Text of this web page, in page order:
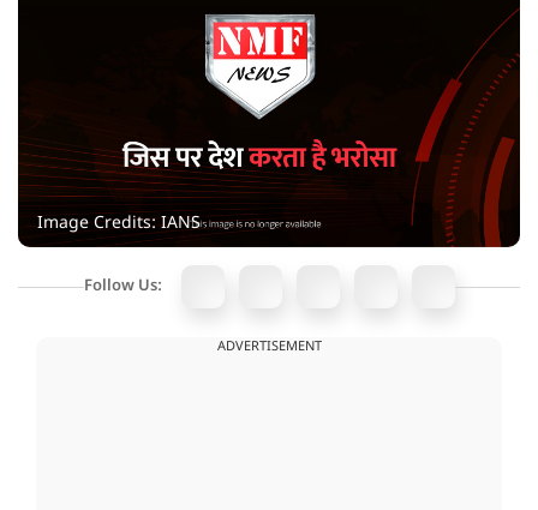
Image Credits: IANS
Follow Us:
ADVERTISEMENT